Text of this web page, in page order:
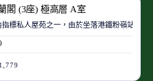
閣 (3座) 極高層 A室
標私人屋苑之一，由於坐落港鐵粉嶺站旁